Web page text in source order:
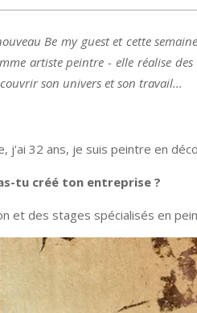
Be my guest et cette
artiste peintre - elle réalise
son univers et son travail...
j'ai 32 ans, je suis peintre en
tu créé ton entreprise ?
et des stages spécialisés en